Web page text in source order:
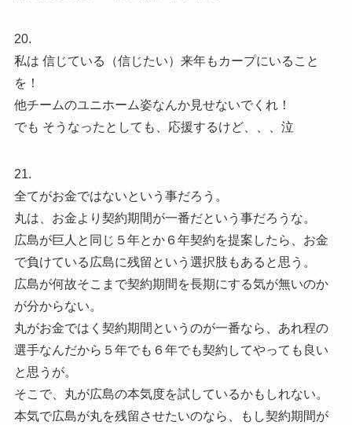
20.
私は 信じている（信じたい）来年もカープにいること
を！
他チームのユニホーム姿なんか見せないでくれ！
でも そうなったとしても、応援するけど、、、泣
21.
全てがお金ではないという事だろう。
丸は、お金より契約期間が一番だという事だろうな。
広島が巨人と同じ５年とか６年契約を提案したら、お金
で負けている広島に残留という選択肢もあると思う。
広島が何故そこまで契約期間を長期にする気が無いのか
が分からない。
丸がお金ではく契約期間というのが一番なら、あれ程の
選手なんだから５年でも６年でも契約してやっても良い
と思うが。
そこで、丸が広島の本気度を試しているかもしれない。
本気で広島が丸を残留させたいのなら、もし契約期間が